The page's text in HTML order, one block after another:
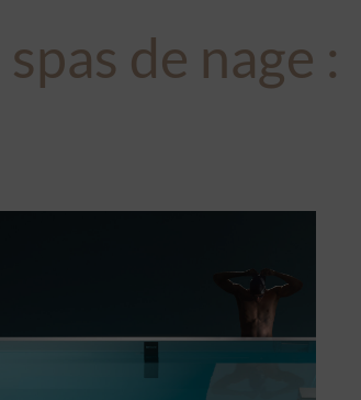
spas de nage :